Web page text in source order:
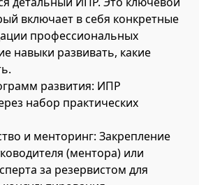
включает в себя конкретные
профессиональных
навыки развивать, какие
развития: ИПР
набор практических
и менторинг: Закрепление
(ментора) или
за резервистом для